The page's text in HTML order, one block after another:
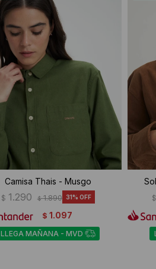
Camisa Thais - Musgo
$ 1.290 $ 1.890 31
$ 1.097
LLEGA MAÑANA - MVD
$